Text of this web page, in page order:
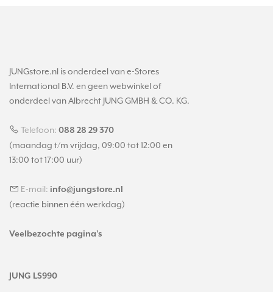
JUNGstore.nl is onderdeel van e-Stores
International B.V. en geen webwinkel of
onderdeel van Albrecht JUNG GMBH & CO. KG.
Telefoon: 088 28 29 370
(maandag t/m vrijdag, 09:00 tot 12:00 en
13:00 tot 17:00 uur)
E-mail: info@jungstore.nl
(reactie binnen één werkdag)
Veelbezochte pagina's
JUNG LS990